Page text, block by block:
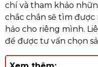
chí và tham khảo
chắc chắn sẽ tìm
hảo cho riêng mình.
để được tư vấn chọn